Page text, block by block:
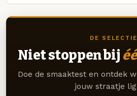
DE SELECTIE
Niet stoppen bij
Doe de smaaktest en ontdek
jouw straatje